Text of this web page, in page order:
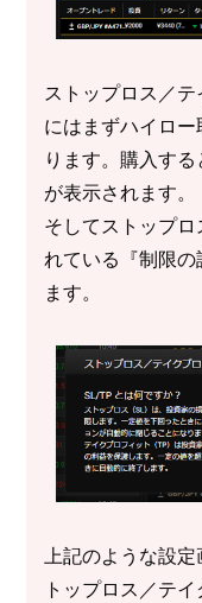
ストップロス／
にはまずハイロ
ります。購入す
が表示されます。
そしてストップ
れている『制限
ます。
上記のような設
トップロス／テ